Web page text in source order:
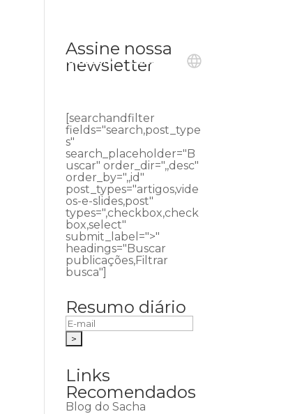
Ouvidoria Contato
Assine nossa
newsletter
[searchandfilter
fields="search,post_type
s"
search_placeholder="B
uscar" order_dir=",,desc"
order_by=",,id"
post_types="artigos,vide
os-e-slides,post"
types=",checkbox,check
box,select"
submit_label=">"
headings="Buscar
publicações,Filtrar
busca"]
Resumo diário
Links
Recomendados
Blog do Sacha